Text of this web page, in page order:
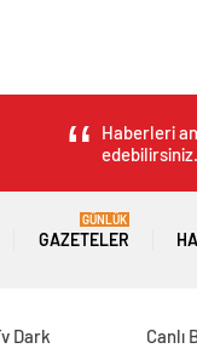
Haberleri
edebilirsiniz.
GAZETELER
GÜNLÜK
Dark Canlı